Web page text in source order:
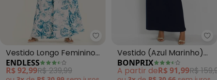
Endless - Vestido Longo
Vestido Longo Feminino
em Meia Malha (Azul)
ENDLESS
R$ 92,99R$ 239,99
Vestido (Azul Marinho)
em Malha de Viscose
BONPRIX
A partir deR$ 91,99R$